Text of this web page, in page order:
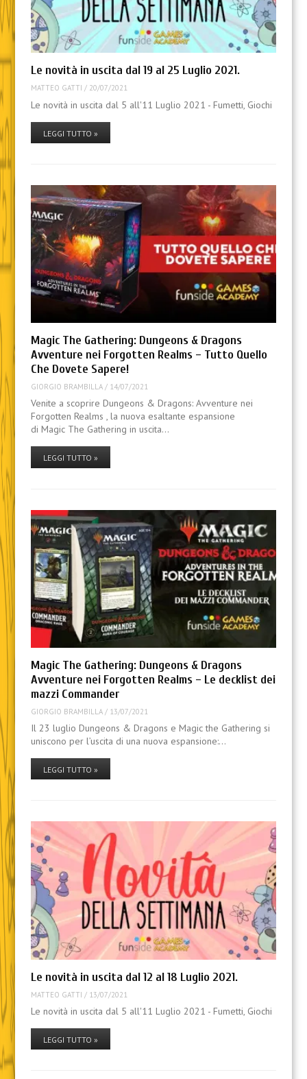
Le novità in uscita dal 19 al 25 Luglio 2021.
MATTEO GATTI / 20/07/2021
Le novità in uscita dal 5 all'11 Luglio 2021 - Fumetti, Giochi
LEGGI TUTTO »
Magic The Gathering: Dungeons & Dragons
Avventure nei Forgotten Realms – Tutto Quello
Che Dovete Sapere!
GIORGIO BRAMBILLA/ 14/07/2021
Venite a scoprire Dungeons & Dragons: Avventure nei
Forgotten Realms , la nuova esaltante espansione
di Magic The Gathering in uscita…
LEGGI TUTTO »
Magic The Gathering: Dungeons & Dragons
Avventure nei Forgotten Realms – Le decklist dei
mazzi Commander
GIORGIO BRAMBILLA/ 13/07/2021
Il 23 luglio Dungeons & Dragons e Magic the Gathering si
uniscono per l’uscita di una nuova espansione:…
LEGGI TUTTO »
Le novità in uscita dal 12 al 18 Luglio 2021.
MATTEO GATTI / 13/07/2021
Le novità in uscita dal 5 all'11 Luglio 2021 - Fumetti, Giochi
LEGGI TUTTO »